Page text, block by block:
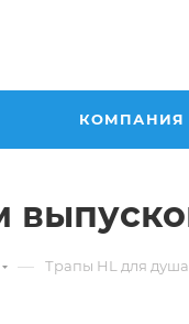
КОМПАНИЯ
— Трапы HL для